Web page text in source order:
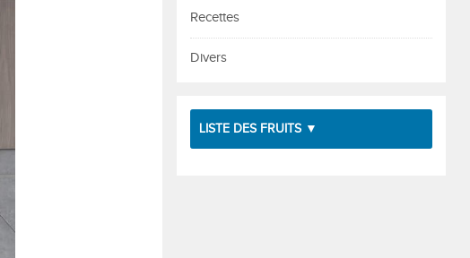
Recettes
Divers
LISTE DES FRUITS ▼